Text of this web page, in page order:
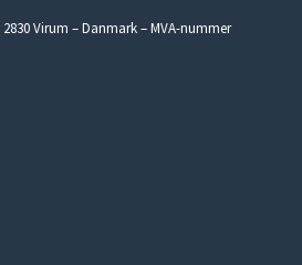
Virum – Danmark – MVA-nummer